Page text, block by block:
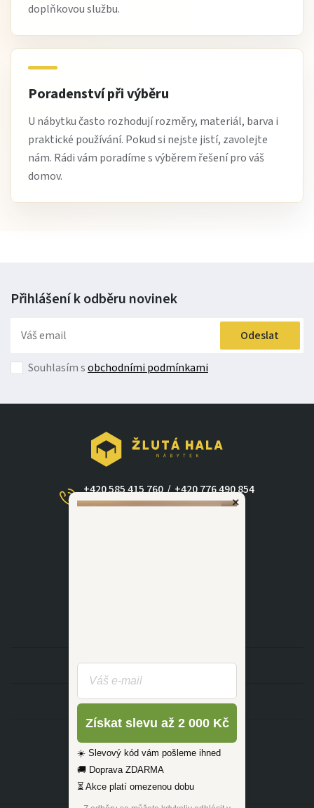
doplňkovou službu.
Poradenství při výběru
U nábytku často rozhodují rozměry, materiál, barva i
praktické používání. Pokud si nejste jistí, zavolejte
nám. Rádi vám poradíme s výběrem řešení pro váš
domov.
Přihlášení k odběru novinek
Odeslat
Souhlasím sobchodními podmínkami
+420 585 415 760
(Po - Ne 09:00-17:30)
/ +420 776 490 854
KATEGORIE
INFORMACE
×
Získat slevu až 2 000 Kč
☀️ Slevový kód vám pošleme ihned
🚚 Doprava ZDARMA
⏳ Akce platí omezenou dobu